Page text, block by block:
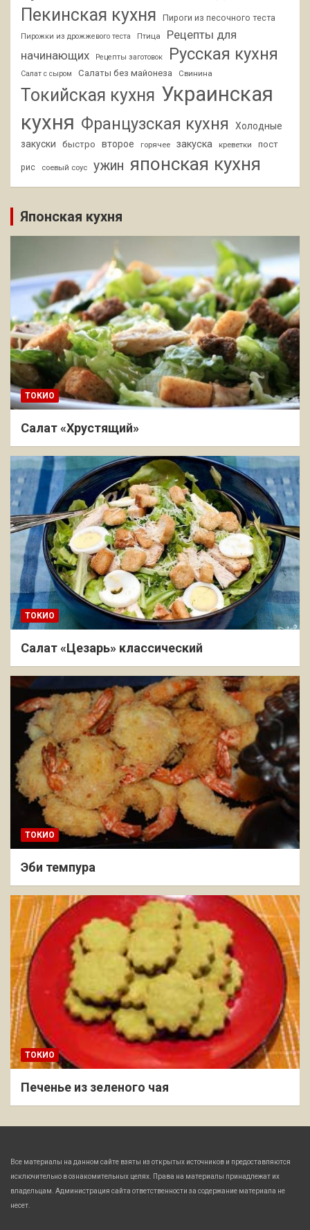
Пекинская кухня Пироги из песочного теста
Пирожки из дрожжевого теста Птица
Рецепты для
начинающих
Рецепты заготовок Русская кухня
Салат с сыром Салаты без майонеза Свинина
Токийская кухня Украинская
кухня Французская кухня
Холодные
закуски
быстро второе горячее закуска креветки пост
рис соевый соус ужин японская кухня
Японская кухня
ТОКИО
Салат «Хрустящий»
ТОКИО
Салат «Цезарь» классический
ТОКИО
Эби темпура
ТОКИО
Печенье из зеленого чая
Все материалы на данном сайте взяты из открытых источников и предоставляются
исключительно в ознакомительных целях. Права на материалы принадлежат их
владельцам. Администрация сайта ответственности за содержание материала не
несет.